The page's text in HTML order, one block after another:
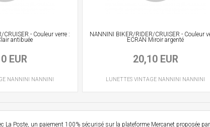
- Couleur verre :
antibuée
EUR
NANNINI NANNINI
NANNINI BIKER/RIDER/CRUISER - Couleur
ECRAN Miroir argenté
20,10 EUR
LUNETTES VINTAGE NANNINI NANNINI
Poste, un paiement 100% sécurisé sur la plateforme Mercanet proposée